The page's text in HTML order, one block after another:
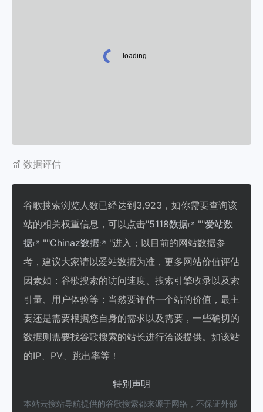
数据评估
谷歌搜索浏览人数已经达到3,923，如你需要查询该
站的相关权重信息，可以点击"5118数据 ""爱站数
据
""Chinaz数据
"进入；以目前的网站数据参
考，建议大家请以爱站数据为准，更多网站价值评估
因素如：谷歌搜索的访问速度、搜索引擎收录以及索
引量、用户体验等；当然要评估一个站的价值，最主
要还是需要根据您自身的需求以及需要，一些确切的
数据则需要找谷歌搜索的站长进行洽谈提供。如该站
的IP、PV、跳出率等！
特别声明
本站云搜站导航提供的谷歌搜索都来源于网络，不保证外部